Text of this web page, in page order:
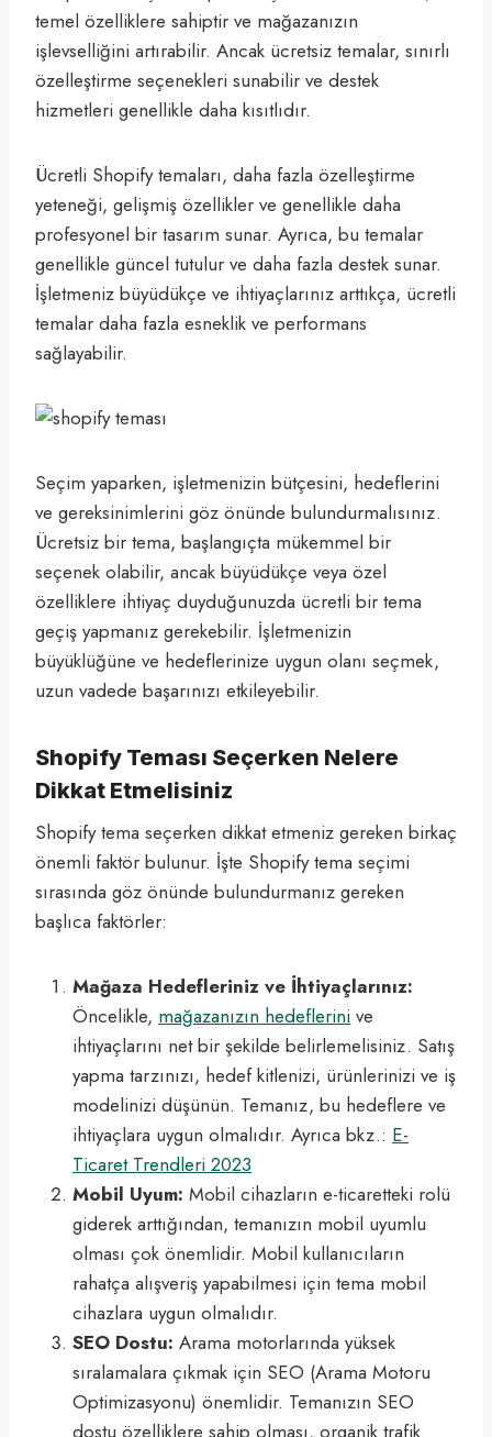
temel özelliklere sahiptir ve mağazanızın
işlevselliğini artırabilir. Ancak ücretsiz temalar, sınırlı
özelleştirme seçenekleri sunabilir ve destek
hizmetleri genellikle daha kısıtlıdır.
Ücretli Shopify temaları, daha fazla özelleştirme
yeteneği, gelişmiş özellikler ve genellikle daha
profesyonel bir tasarım sunar. Ayrıca, bu temalar
genellikle güncel tutulur ve daha fazla destek sunar.
İşletmeniz büyüdükçe ve ihtiyaçlarınız arttıkça, ücretli
temalar daha fazla esneklik ve performans
sağlayabilir.
Seçim yaparken, işletmenizin bütçesini, hedeflerini
ve gereksinimlerini göz önünde bulundurmalısınız.
Ücretsiz bir tema, başlangıçta mükemmel bir
seçenek olabilir, ancak büyüdükçe veya özel
özelliklere ihtiyaç duyduğunuzda ücretli bir tema
geçiş yapmanız gerekebilir. İşletmenizin
büyüklüğüne ve hedeflerinize uygun olanı seçmek,
uzun vadede başarınızı etkileyebilir.
Shopify Teması Seçerken Nelere
Dikkat Etmelisiniz
Shopify tema seçerken dikkat etmeniz gereken birkaç
önemli faktör bulunur. İşte Shopify tema seçimi
sırasında göz önünde bulundurmanız gereken
başlıca faktörler:
Mağaza Hedefleriniz ve İhtiyaçlarınız:
Öncelikle, mağazanızın hedeflerini ve
ihtiyaçlarını net bir şekilde belirlemelisiniz. Satış
yapma tarzınızı, hedef kitlenizi, ürünlerinizi ve iş
modelinizi düşünün. Temanız, bu hedeflere ve
ihtiyaçlara uygun olmalıdır. Ayrıca bkz.: E-
Ticaret Trendleri 2023
Mobil Uyum: Mobil cihazların e-ticaretteki rolü
giderek arttığından, temanızın mobil uyumlu
olması çok önemlidir. Mobil kullanıcıların
rahatça alışveriş yapabilmesi için tema mobil
cihazlara uygun olmalıdır.
SEO Dostu: Arama motorlarında yüksek
sıralamalara çıkmak için SEO (Arama Motoru
Optimizasyonu) önemlidir. Temanızın SEO
dostu özelliklere sahip olması, organik trafik